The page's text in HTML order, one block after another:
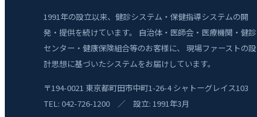
1991年の設立以来、健診システム・保健指導システムの開
発・提供を続けています。 自治体・医師会・医療機関・健診
センター・健康保険組合等のお客様に、 現場ファーストの設
計思想に基づいたシステムをお届けしています。
〒194-0021 東京都町田市中町1-26-4 シャトーグレイス103
TEL: 042-726-1200 ／ 設立: 1991年3月